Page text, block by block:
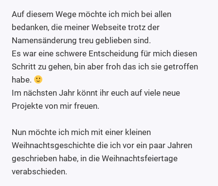
Auf diesem Wege möchte ich mich bei allen
bedanken, die meiner Webseite trotz der
Namensänderung treu geblieben sind.
Es war eine schwere Entscheidung für mich diesen
Schritt zu gehen, bin aber froh das ich sie getroffen
habe.
Im nächsten Jahr könnt ihr euch auf viele neue
Projekte von mir freuen.
Nun möchte ich mich mit einer kleinen
Weihnachtsgeschichte die ich vor ein paar Jahren
geschrieben habe, in die Weihnachtsfeiertage
verabschieden.